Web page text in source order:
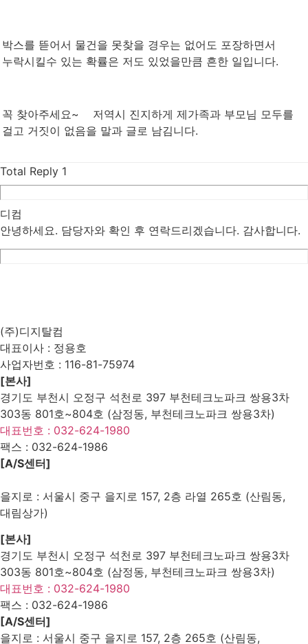
박스를 뜯어서 물건을 못찾을 경우는 없어도 포장하면서
누락시킬수 있는 확률은 저도 있었을만큼 흔한 일입니다.
꼭 찾아주세요~ 저역시 진지하게 제가족과 부모님 모두를
걸고 거짓이 없음을 말과 글로 남김니다.
Total Reply 1
디컴
안녕하세요. 담당자와 확인 후 연락드리겠습니다. 감사합니다.
(주)디지탈컴
대표이사 : 정용호
사업자번호 : 116-81-75974
[본사]
경기도 부천시 오정구 석천로 397 부천테크노파크 쌍용3차
303동 801호~804호 (삼정동, 부천테크노파크 쌍용3차)
대표번호 : 032-624-1980
팩스 : 032-624-1986
[A/S센터]
을지로 : 서울시 중구 을지로 157, 2층 라열 265호 (산림동,
대림상가)
[본사]
경기도 부천시 오정구 석천로 397 부천테크노파크 쌍용3차
303동 801호~804호 (삼정동, 부천테크노파크 쌍용3차)
대표번호 : 032-624-1980
팩스 : 032-624-1986
[A/S센터]
을지로 : 서울시 중구 을지로 157, 2층 265호 (산림동,